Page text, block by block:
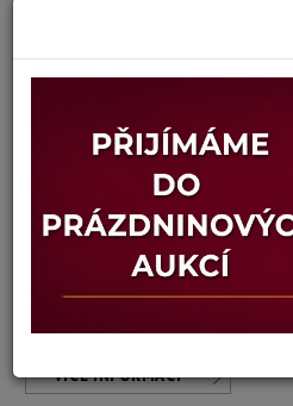
vydraženo
VÍCE INFORMACÍ